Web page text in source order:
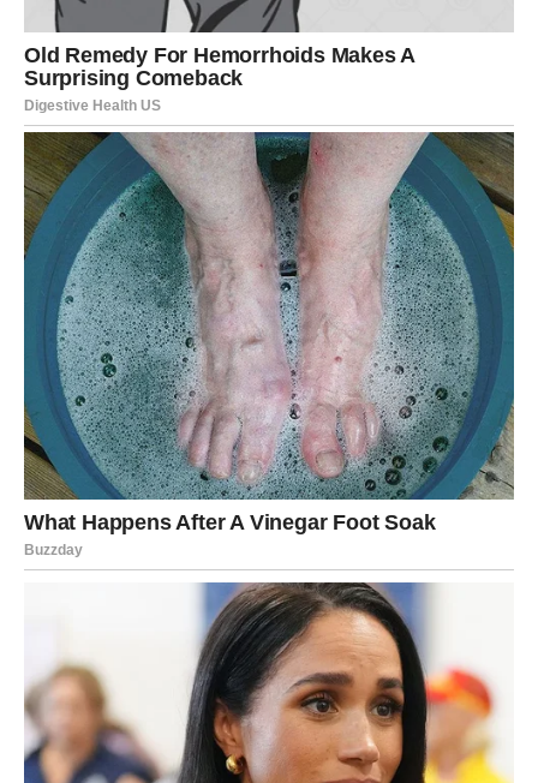
razjasniti i da ćete konačno znati kojim putem želite da
krenete.
Na poslovnom planu mogući su novi kontakti i saradnje
koje donose napredak.
U ljubavi je vreme za iskrenost. Ako postoji nešto što vas
muči, sada je trenutak da to kažete. Slobodne Vage mogle
bi upoznati osobu koja donosi osećaj ravnoteže i
razumevanja.
Sudbina vam donosi priliku da izaberete ono što vam
donosi mir.
Škorpija
Škorpije ulaze u period snažnih emocija i važnih otkrića.
Cigansko proročanstvo govori da ćete do kraja marta
otkriti istinu o jednoj osobi ili situaciji.
Na poslovnom planu moguće su nove prilike, ali će biti
važno da pažljivo birate kome verujete.
U ljubavi vas očekuje intenzitet. Slobodne Škorpije mogle
bi upoznati osobu koja budi jake emocije, dok Škorpije u